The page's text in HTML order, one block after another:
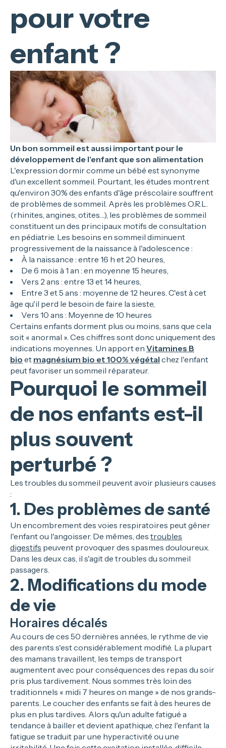
pour votre
enfant ?
Un bon sommeil est aussi important pour le
développement de l'enfant que son alimentation
L'expression dormir comme un bébé est synonyme
d'un excellent sommeil. Pourtant, les études montrent
qu'environ 30% des enfants d'âge préscolaire souffrent
de problèmes de sommeil. Après les problèmes O.R.L.
(rhinites, angines, otites…), les problèmes de sommeil
constituent un des principaux motifs de consultation
en pédiatrie. Les besoins en sommeil diminuent
progressivement de la naissance à l'adolescence :
À la naissance : entre 16 h et 20 heures,
De 6 mois à 1 an : en moyenne 15 heures,
Vers 2 ans : entre 13 et 14 heures,
Entre 3 et 5 ans : moyenne de 12 heures. C'est à cet
âge qu'il perd le besoin de faire la sieste,
Vers 10 ans : Moyenne de 10 heures
Certains enfants dorment plus ou moins, sans que cela
soit « anormal ». Ces chiffres sont donc uniquement des
indications moyennes. Un apport en Vitamines B
bio et magnésium bio et 100% végétal chez l'enfant
peut favoriser un sommeil réparateur.
Pourquoi le sommeil
de nos enfants est-il
plus souvent
perturbé ?
Les troubles du sommeil peuvent avoir plusieurs causes
:
1. Des problèmes de santé
Un encombrement des voies respiratoires peut gêner
l'enfant ou l'angoisser. De mêmes, des troubles
digestifs peuvent provoquer des spasmes douloureux.
Dans les deux cas, il s'agit de troubles du sommeil
passagers.
2. Modifications du mode
de vie
Horaires décalés
Au cours de ces 50 dernières années, le rythme de vie
des parents s'est considérablement modifié. La plupart
des mamans travaillent, les temps de transport
augmentent avec pour conséquences des repas du soir
pris plus tardivement. Nous sommes très loin des
traditionnels « midi 7 heures on mange » de nos grands-
parents. Le coucher des enfants se fait à des heures de
plus en plus tardives. Alors qu'un adulte fatigué a
tendance à bailler et devient apathique, chez l'enfant la
fatigue se traduit par une hyperactivité ou une